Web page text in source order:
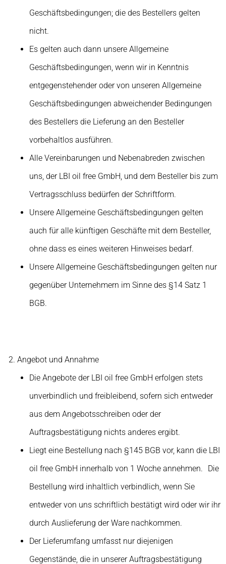
Geschäftsbedingungen; die des Bestellers gelten
nicht.
Es gelten auch dann unsere Allgemeine
Geschäftsbedingungen, wenn wir in Kenntnis
entgegenstehender oder von unseren Allgemeine
Geschäftsbedingungen abweichender Bedingungen
des Bestellers die Lieferung an den Besteller
vorbehaltlos ausführen.
Alle Vereinbarungen und Nebenabreden zwischen
uns, der LBI oil free GmbH, und dem Besteller bis zum
Vertragsschluss bedürfen der Schriftform.
Unsere Allgemeine Geschäftsbedingungen gelten
auch für alle künftigen Geschäfte mit dem Besteller,
ohne dass es eines weiteren Hinweises bedarf.
Unsere Allgemeine Geschäftsbedingungen gelten nur
gegenüber Unternehmern im Sinne des §14 Satz 1
BGB.
Angebot und Annahme
Die Angebote der LBI oil free GmbH erfolgen stets
unverbindlich und freibleibend, sofern sich entweder
aus dem Angebotsschreiben oder der
Auftragsbestätigung nichts anderes ergibt.
Liegt eine Bestellung nach §145 BGB vor, kann die LBI
oil free GmbH innerhalb von 1 Woche annehmen. Die
Bestellung wird inhaltlich verbindlich, wenn Sie
entweder von uns schriftlich bestätigt wird oder wir ihr
durch Auslieferung der Ware nachkommen.
Der Lieferumfang umfasst nur diejenigen
Gegenstände, die in unserer Auftragsbestätigung